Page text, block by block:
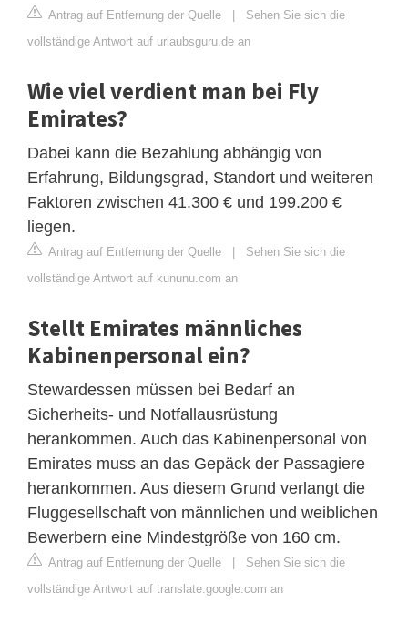
Antrag auf Entfernung der Quelle | Sehen Sie sich die
vollständige Antwort auf urlaubsguru.de an
Wie viel verdient man bei Fly
Emirates?
Dabei kann die Bezahlung abhängig von
Erfahrung, Bildungsgrad, Standort und weiteren
Faktoren zwischen 41.300 € und 199.200 €
liegen.
Antrag auf Entfernung der Quelle | Sehen Sie sich die
vollständige Antwort auf kununu.com an
Stellt Emirates männliches
Kabinenpersonal ein?
Stewardessen müssen bei Bedarf an
Sicherheits- und Notfallausrüstung
herankommen. Auch das Kabinenpersonal von
Emirates muss an das Gepäck der Passagiere
herankommen. Aus diesem Grund verlangt die
Fluggesellschaft von männlichen und weiblichen
Bewerbern eine Mindestgröße von 160 cm.
Antrag auf Entfernung der Quelle | Sehen Sie sich die
vollständige Antwort auf translate.google.com an